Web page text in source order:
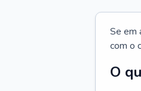
Se em
com o
O